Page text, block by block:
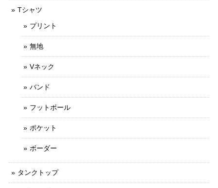
Tシャツ
プリント
無地
Vネック
バンド
フットボール
ポケット
ボーダー
タンクトップ